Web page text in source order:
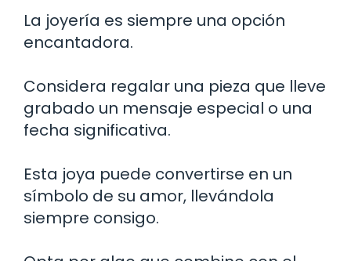
La joyería es siempre una opción
encantadora.
Considera regalar una pieza que lleve
grabado un mensaje especial o una
fecha significativa.
Esta joya puede convertirse en un
símbolo de su amor, llevándola
siempre consigo.